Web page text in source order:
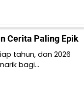
Cerita Paling Epik
tahun, dan 2026
bagi…